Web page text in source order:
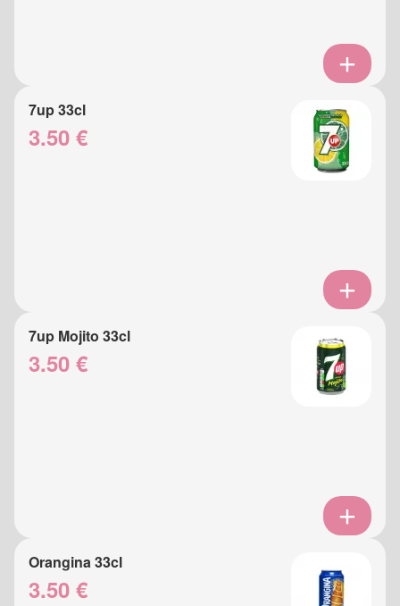
7up 33cl
3.50 €
7up Mojito 33cl
3.50 €
Orangina 33cl
3.50 €